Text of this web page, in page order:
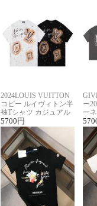
2024LOUIS VUITTON
コピー ルイヴィトン半
袖Tシャツ カジュアル
に馴染む 2色展開
5700 円
ー
ー
ー